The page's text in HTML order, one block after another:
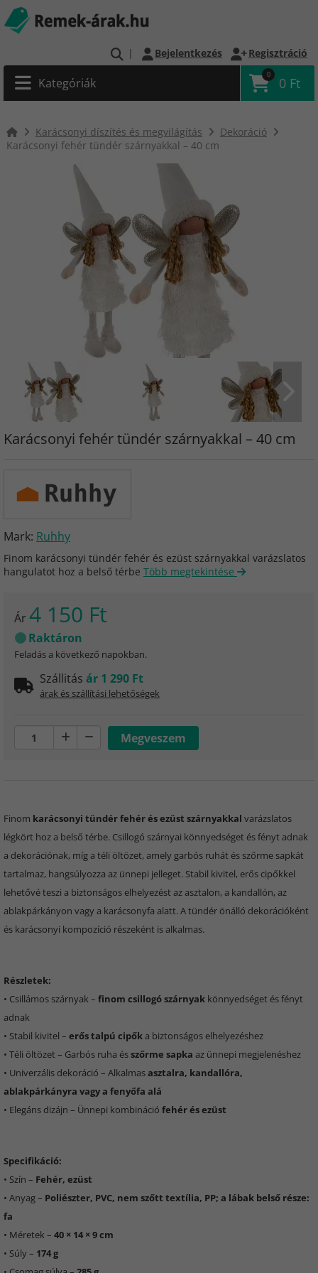
| Bejelentkezés Regisztráció
Kategóriák
0
0 Ft
Karácsonyi díszítés és megvilágítás
Dekoráció
Karácsonyi fehér tündér szárnyakkal – 40 cm
Karácsonyi fehér tündér szárnyakkal – 40 cm
Mark: Ruhhy
Finom karácsonyi tündér fehér és ezüst szárnyakkal varázslatos
hangulatot hoz a belső térbe Több megtekintése
Ár 4 150 Ft
Raktáron
Feladás a következő napokban.
Szállitás ár 1 290 Ft
árak és szállítási lehetőségek
Finom karácsonyi tündér fehér és ezüst szárnyakkal varázslatos
légkört hoz a belső térbe. Csillogó szárnyai könnyedséget és fényt adnak
a dekorációnak, míg a téli öltözet, amely garbós ruhát és szőrme sapkát
tartalmaz, hangsúlyozza az ünnepi jelleget. Stabil kivitel, erős cipőkkel
lehetővé teszi a biztonságos elhelyezést az asztalon, a kandallón, az
ablakpárkányon vagy a karácsonyfa alatt. A tündér önálló dekorációként
és karácsonyi kompozíció részeként is alkalmas.
Részletek:
• Csillámos szárnyak – finom csillogó szárnyak könnyedséget és fényt
adnak
• Stabil kivitel – erős talpú cipőka biztonságos elhelyezéshez
• Téli öltözet – Garbós ruha ésszőrme sapka az ünnepi megjelenéshez
• Univerzális dekoráció – Alkalmasasztalra, kandallóra,
ablakpárkányra vagy a fenyőfa alá
• Elegáns dizájn – Ünnepi kombináció fehér és ezüst
Specifikáció:
• Szín – Fehér, ezüst
• Anyag – Poliészter, PVC, nem szőtt textília, PP; a lábak belső része:
fa
• Méretek – 40 × 14 × 9 cm
• Súly – 174 g